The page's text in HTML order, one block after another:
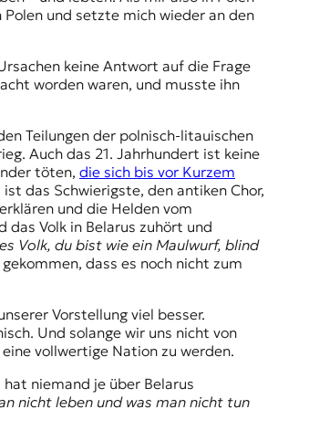
und setzte mich wieder an den
keine Antwort auf die Frage
worden waren, und musste ihn
Teilungen der polnisch-litauischen
Auch das 21. Jahrhundert ist keine
töten, die sich bis vor Kurzem
das Schwierigste, den antiken Chor,
und die Helden vom
Volk in Belarus zuhört und
Volk, du bist wie ein Maulwurf, blind
dass es noch nicht zum
Vorstellung viel besser.
Und solange wir uns nicht von
vollwertige Nation zu werden.
niemand je über Belarus
nicht leben und was man nicht tun